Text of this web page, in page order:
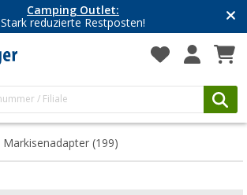
Camping Outlet:
Stark reduzierte Restposten!
Markisenadapter (199)